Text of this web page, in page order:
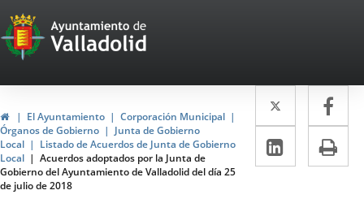
Portal
Web
del
Ayuntamiento
de
Valladolid
HomeEl Ayuntamiento
Corporación Municipal
Órganos de Gobierno
Junta de Gobierno
Local
Listado de Acuerdos de Junta de Gobierno
Local
Acuerdos adoptados por la Junta de
Gobierno del Ayuntamiento de Valladolid del día 25
de julio de 2018
Twitter
Enlace
a
una
a
Linkedin
Enlace
a